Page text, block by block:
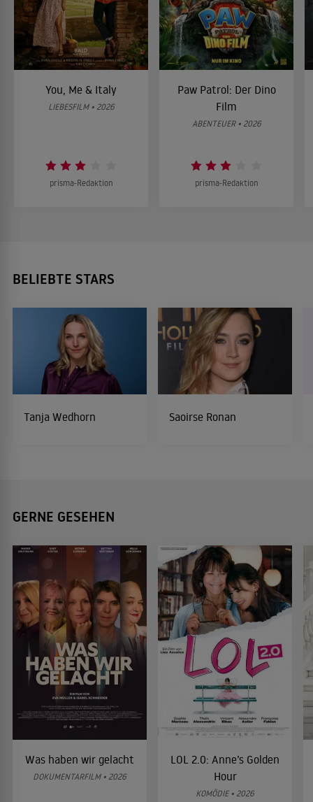
You, Me & Italy
LIEBESFILM • 2026
prisma-Redaktion
Paw Patrol: Der Dino
Film
ABENTEUER • 2026
prisma-Redaktion
BELIEBTE STARS
Tanja Wedhorn Saoirse Ronan
GERNE GESEHEN
Was haben wir gelacht
DOKUMENTARFILM • 2026
LOL 2.0: Anne’s Golden
Hour
KOMÖDIE • 2026